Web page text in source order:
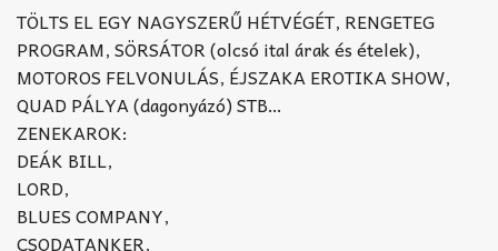
TÖLTS EL EGY NAGYSZERŰ HÉTVÉGÉT, RENGETEG
PROGRAM, SÖRSÁTOR (olcsó ital árak és ételek),
MOTOROS FELVONULÁS, ÉJSZAKA EROTIKA SHOW,
QUAD PÁLYA (dagonyázó) STB…
ZENEKAROK:
DEÁK BILL,
LORD,
BLUES COMPANY,
CSODATANKER,